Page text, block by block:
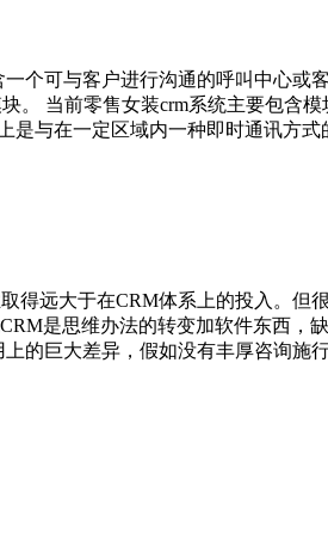
个可与客户进行沟通的呼叫中心或
。 当前零售女装crm系统主要包含
是与在一定区域内一种即时通讯方
远大于在CRM体系上的投入。但
是思维办法的转变加软件东西，
的巨大差异，假如没有丰厚咨询施